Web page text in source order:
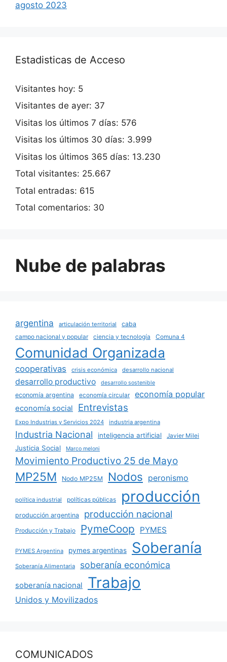
agosto 2023
Estadisticas de Acceso
Visitantes hoy: 5
Visitantes de ayer: 37
Visitas los últimos 7 días: 576
Visitas los últimos 30 días: 3.999
Visitas los últimos 365 días: 13.230
Total visitantes: 25.667
Total entradas: 615
Total comentarios: 30
Nube de palabras
argentina articulación territorial
caba
campo nacional y popular
ciencia y tecnología Comuna 4
Comunidad Organizada
cooperativas crisis económica desarrollo nacional
desarrollo productivo desarrollo sostenible
economía argentina economía circular economía popular
economía social Entrevistas
Expo Industrias y Servicios 2024 industria argentina
Industria Nacional inteligencia artificial Javier Milei
Justicia Social Marco meloni
Movimiento Productivo 25 de Mayo
MP25M Nodo MP25M Nodos peronismo
política industrial políticas públicas producción
producción argentina producción nacional
Producción y Trabajo PymeCoop PYMES
PYMES Argentina pymes argentinas Soberanía
Soberanía Alimentaria soberanía económica
soberanía nacional Trabajo
Unidos y Movilizados
COMUNICADOS